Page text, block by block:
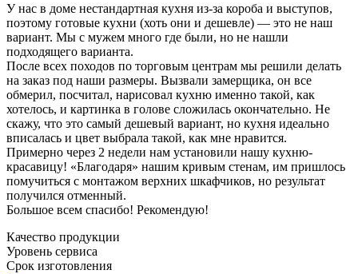
У нас в доме нестандартная кухня из-за короба и выступов,
поэтому готовые кухни (хоть они и дешевле) — это не наш
вариант. Мы с мужем много где были, но не нашли
подходящего варианта.
После всех походов по торговым центрам мы решили делать
на заказ под наши размеры. Вызвали замерщика, он все
обмерил, посчитал, нарисовал кухню именно такой, как
хотелось, и картинка в голове сложилась окончательно. Не
скажу, что это самый дешевый вариант, но кухня идеально
вписалась и цвет выбрала такой, как мне нравится.
Примерно через 2 недели нам установили нашу кухню-
красавицу! «Благодаря» нашим кривым стенам, им пришлось
помучиться с монтажом верхних шкафчиков, но результат
получился отменный.
Большое всем спасибо! Рекомендую!
Качество продукции
Уровень сервиса
Срок изготовления